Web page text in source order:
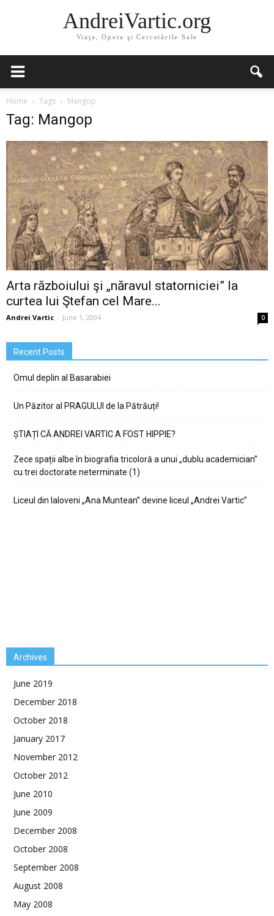
AndreiVartic.org
Viaţa, Opera şi Cercetările Sale
Home Tags Mangop
Tag: Mangop
Arta războiului şi „năravul statorniciei” la
curtea lui Ştefan cel Mare...
Andrei Vartic - June 1, 2004 0
Recent Posts
Omul deplin al Basarabiei
Un Păzitor al PRAGULUI de la Pătrăuți!
ȘTIAȚI CĂ ANDREI VARTIC A FOST HIPPIE?
Zece spații albe în biografia tricoloră a unui „dublu academician”
cu trei doctorate neterminate (1)
Liceul din Ialoveni „Ana Muntean” devine liceul „Andrei Vartic”
Archives
June 2019
December 2018
October 2018
January 2017
November 2012
October 2012
June 2010
June 2009
December 2008
October 2008
September 2008
August 2008
May 2008